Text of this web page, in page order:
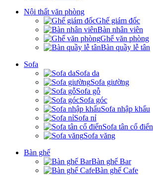
Nội thất văn phòng
Ghế giám đốc
Bàn nhân viên
Ghế văn phòng
Bàn quầy lễ tân
Sofa
Sofa da
Sofa giường
Sofa gỗ
Sofa góc
Sofa nhập khẩu
Sofa nỉ
Sofa tân cổ điển
Sofa văng
Bàn ghế
Bàn ghế Bar
Bàn ghế Cafe